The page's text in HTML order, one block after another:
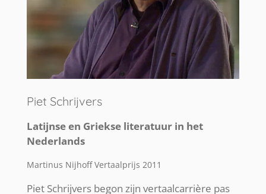
Piet Schrijvers
Latijnse en Griekse literatuur in het
Nederlands
Martinus Nijhoff Vertaalprijs 2011
Piet Schrijvers begon zijn vertaalcarrière pas